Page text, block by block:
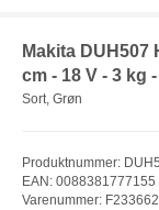
Makita
cm - 18 V - 3 kg
Sort, Grøn
Produktnummer:
EAN: 0088381777155
Varenummer: